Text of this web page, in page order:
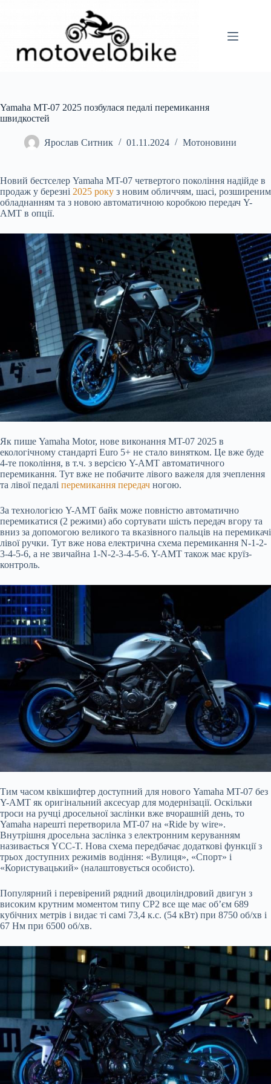
Yamaha MT-07 2025 позбулася педалі перемикання
швидкостей
Ярослав Ситник 01.11.2024 Мотоновини
Новий бестселер Yamaha MT-07 четвертого покоління надійде в
продаж у березні 2025 року з новим обличчям, шасі, розширеним
обладнанням та з новою автоматичною коробкою передач Y-
AMT в опції.
Як пише Yamaha Motor, нове виконання MT-07 2025 в
екологічному стандарті Euro 5+ не стало винятком. Це вже буде
4-те покоління, в т.ч. з версією Y-AMT автоматичного
перемикання. Тут вже не побачите лівого важеля для зчеплення
та лівої педалі перемикання передач ногою.
За технологією Y-AMT байк може повністю автоматично
перемикатися (2 режими) або сортувати шість передач вгору та
вниз за допомогою великого та вказівного пальців на перемикачі
лівої ручки. Тут вже нова електрична схема перемикання N-1-2-
3-4-5-6, а не звичайна 1-N-2-3-4-5-6. Y-AMT також має круїз-
контроль.
Тим часом квікшифтер доступний для нового Yamaha MT-07 без
Y-AMT як оригінальний аксесуар для модернізації. Оскільки
троси на ручці дросельної заслінки вже вчорашній день, то
Yamaha нарешті перетворила MT-07 на «Ride by wire».
Внутрішня дросельна заслінка з електронним керуванням
називається YCC-T. Нова схема передбачає додаткові функції з
трьох доступних режимів водіння: «Вулиця», «Спорт» і
«Користувацький» (налаштовується особисто).
Популярний і перевірений рядний двоциліндровий двигун з
високим крутним моментом типу CP2 все ще має об’єм 689
кубічних метрів і видає ті самі 73,4 к.с. (54 кВт) при 8750 об/хв і
67 Нм при 6500 об/хв.